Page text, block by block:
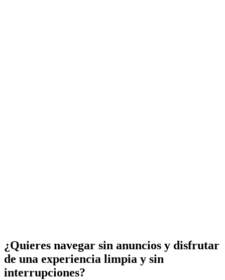
¿Quieres navegar sin anuncios y disfrutar
de una experiencia limpia y sin
interrupciones?